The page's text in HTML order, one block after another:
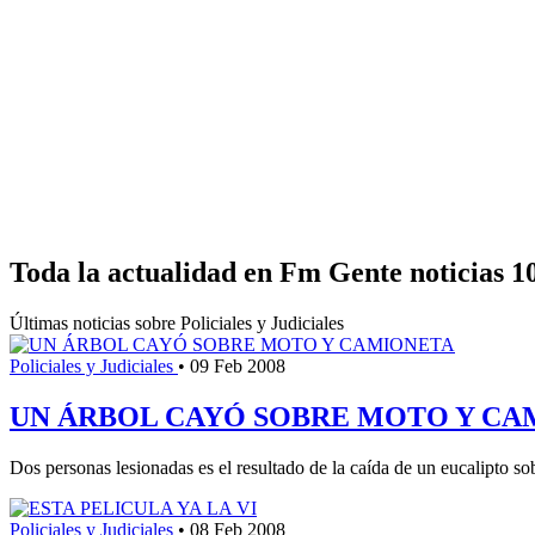
Toda la actualidad en Fm Gente noticias
Últimas noticias sobre Policiales y Judiciales
Policiales y Judiciales • 09 Feb 2008
UN ÁRBOL CAYÓ SOBRE MOTO Y
Dos personas lesionadas es el resultado de la caída de un eucalipto
Policiales y Judiciales • 08 Feb 2008